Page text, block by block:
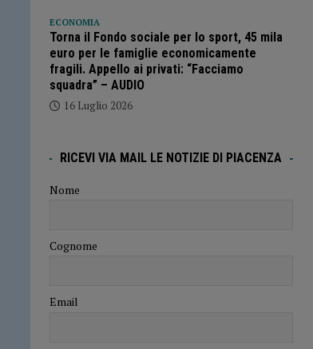
ECONOMIA
Torna il Fondo sociale per lo sport, 45 mila
euro per le famiglie economicamente
fragili. Appello ai privati: “Facciamo
squadra” – AUDIO
16 Luglio 2026
RICEVI VIA MAIL LE NOTIZIE DI PIACENZA
Nome
Cognome
Email